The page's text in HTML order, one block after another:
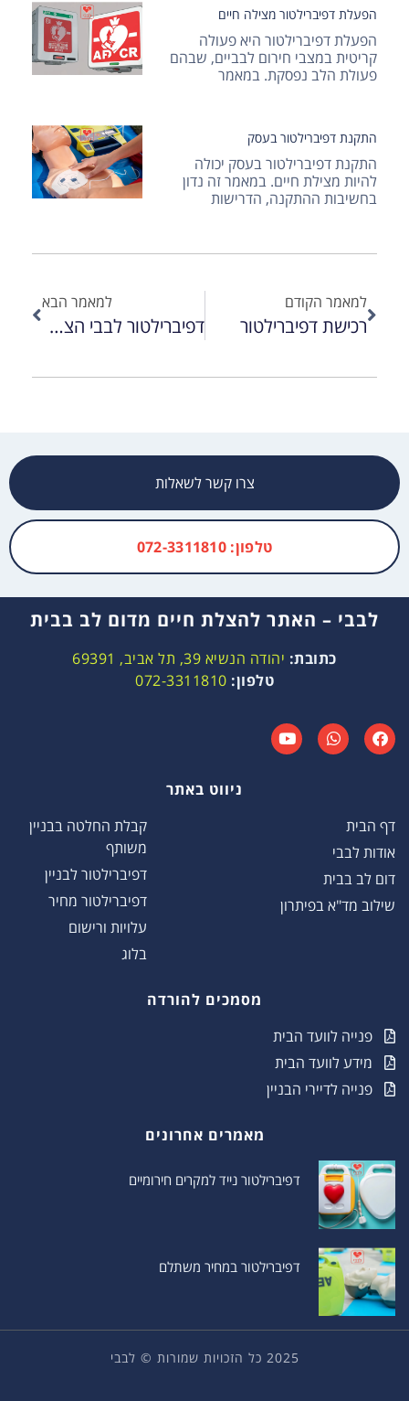
הפעלת דפיברילטור מצילה חיים
הפעלת דפיברילטור היא פעולה
קריטית במצבי חירום לבביים, שבהם
פעולת הלב נפסקת. במאמר
התקנת דפיברילטור בעסק
התקנת דפיברילטור בעסק יכולה
להיות מצילת חיים. במאמר זה נדון
בחשיבות ההתקנה, הדרישות
למאמר הקודם
רכישת דפיברילטור
למאמר הבא
דפיברילטור לבבי הצלת חיים בכל שנייה
צרו קשר לשאלות
טלפון: 072-3311810
לבבי – האתר להצלת חיים מדום לב בבית
כתובת: יהודה הנשיא 39, תל אביב, 69391
טלפון: 072-3311810
ניווט באתר
דף הבית
אודות לבבי
דום לב בבית
שילוב מד"א בפיתרון
קבלת החלטה בבניין
משותף
דפיברילטור לבניין
דפיברילטור מחיר
עלויות ורישום
בלוג
מסמכים להורדה
פנייה לוועד הבית
מידע לוועד הבית
פנייה לדיירי הבניין
מאמרים אחרונים
דפיברילטור נייד למקרים חירומיים
דפיברילטור במחיר משתלם
2025 כל הזכויות שמורות © לבבי